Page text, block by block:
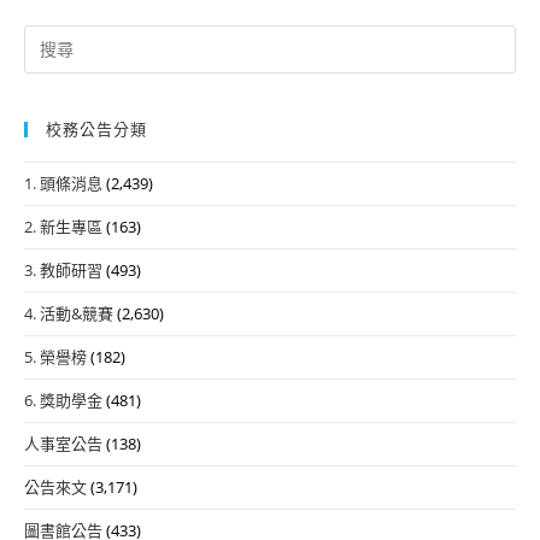
Search
for:
校務公告分類
1. 頭條消息 (2,439)
2. 新生專區 (163)
3. 教師研習 (493)
4. 活動&競賽(2,630)
5. 榮譽榜(182)
6. 獎助學金(481)
人事室公告(138)
公告來文(3,171)
圖書館公告(433)